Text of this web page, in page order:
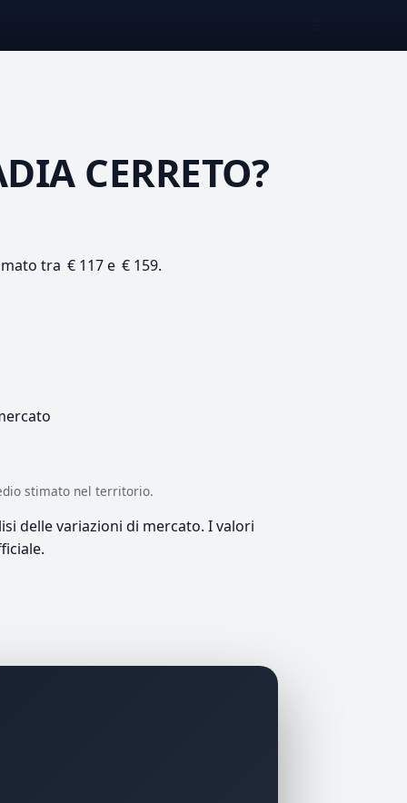
CERRETO?
tra € 117 e € 159.
stimato nel territorio.
delle variazioni di mercato. I valori